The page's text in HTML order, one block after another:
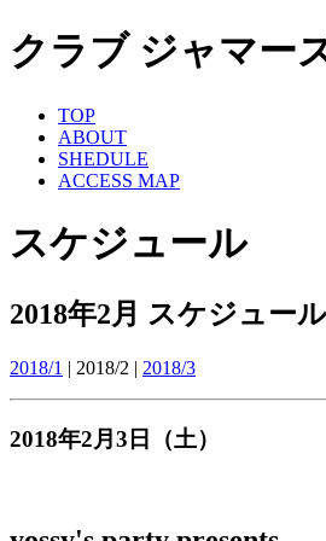
クラブ ジャマー
TOP
ABOUT
SHEDULE
ACCESS MAP
スケジュール
2018年2月 スケジュール
2018/1 | 2018/2 | 2018/3
2018年2月3日（土）